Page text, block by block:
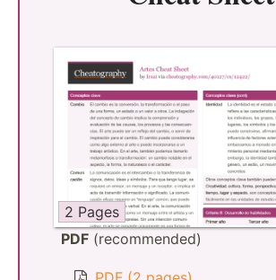
2 Pages
PDF (recommended)